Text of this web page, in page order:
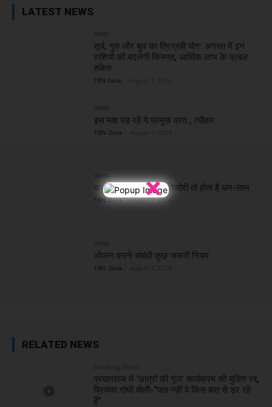
×
LATEST NEWS
आस्था
सूर्य, गुरु और बुध का त्रिग्रही योग: अगस्त में इन
राशियों की बदलेगी किस्मत, आर्थिक लाभ के प्रबल
संकेत
TBN Desk
आस्था
इस माह पड़ रहे ये प्रमुख व्रत , त्यौहार
TBN Desk
आस्था
वास्तु: इस दिशा में खुले तिजोरी तो होता है धन-लाभ
TBN Desk - August 7, 2026
आस्था
भोजन करने संबंधी कुछ जरूरी नियम
TBN Desk
RELATED NEWS
Breaking News
प्रयागराज में ‘छात्रों की गूंज’ कार्यक्रम की बुकिंग रद्द,
प्रियंका गांधी बोली-“पता नहीं वे किस बात से डर रहे
हैं”